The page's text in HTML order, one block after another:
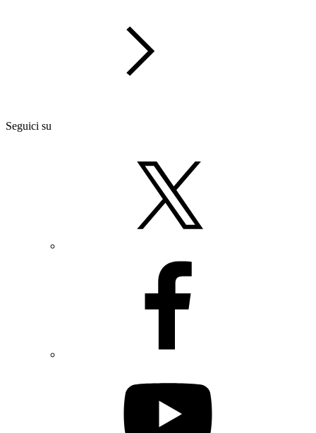
Seguici su